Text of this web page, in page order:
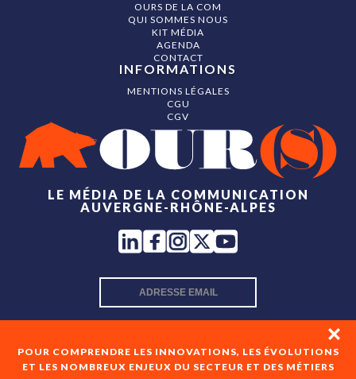
POUR COMPRENDRE LES INNOVATIONS, LES ÉVOLUTIONS
ET LES NOMBREUX ENJEUX DU SECTEUR ET DES MÉTIERS
LE MÉDIA DE LA COMMUNICATION
AUVERGNE-RHÔNE-ALPES
OURS DE LA COM
QUI SOMMES NOUS
KIT MÉDIA
AGENDA
CONTACT
INFORMATIONS
MENTIONS LÉGALES
CGU
CGV